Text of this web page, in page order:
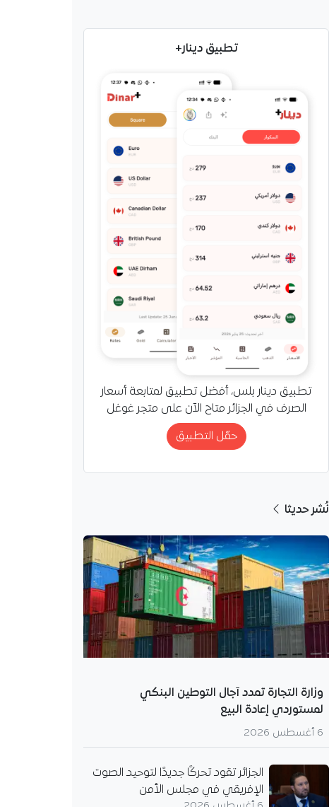
تطبيق دينار+
تطبيق دينار بلس، أفضل تطبيق لمتابعة أسعار
الصرف في الجزائر متاح الآن على متجر غوغل
حمّل التطبيق
نُشر حديثا
وزارة التجارة تمدد آجال التوطين البنكي
لمستوردي إعادة البيع
6 أغسطس 2026
الجزائر تقود تحركًا جديدًا لتوحيد الصوت
الإفريقي في مجلس الأمن